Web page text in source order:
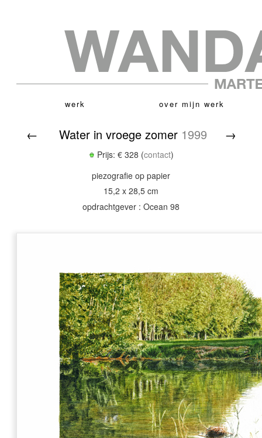
werk over mijn werk
← Water in vroege zomer 1999 →
Prijs: € 328 (contact)
piezografie op papier
15,2 x 28,5 cm
opdrachtgever : Ocean 98